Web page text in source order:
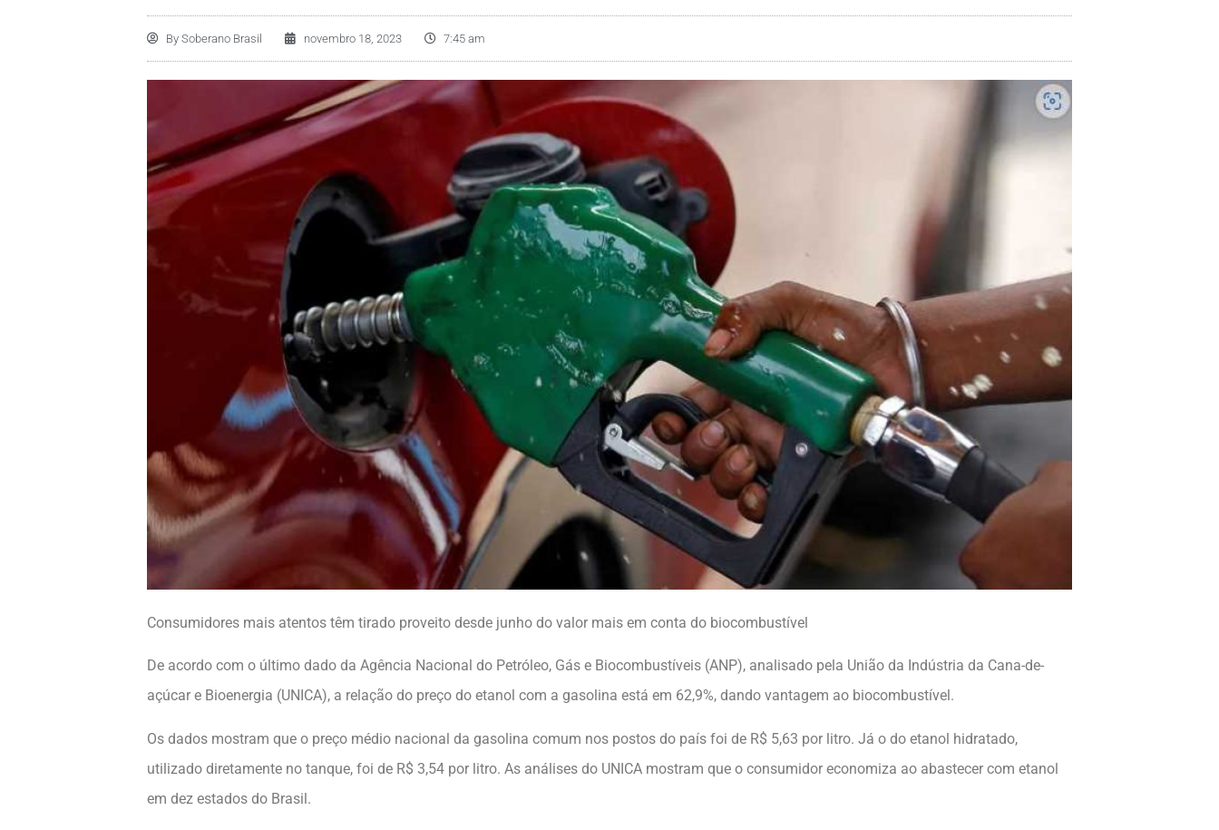
By Soberano Brasil novembro 18, 2023 7:45 am
Consumidores mais atentos têm tirado proveito desde junho do valor mais em conta do biocombustível
De acordo com o último dado da Agência Nacional do Petróleo, Gás e Biocombustíveis (ANP), analisado pela União da Indústria da Cana-de-
açúcar e Bioenergia (UNICA), a relação do preço do etanol com a gasolina está em 62,9%, dando vantagem ao biocombustível.
Os dados mostram que o preço médio nacional da gasolina comum nos postos do país foi de R$ 5,63 por litro. Já o do etanol hidratado,
utilizado diretamente no tanque, foi de R$ 3,54 por litro. As análises do UNICA mostram que o consumidor economiza ao abastecer com etanol
em dez estados do Brasil.